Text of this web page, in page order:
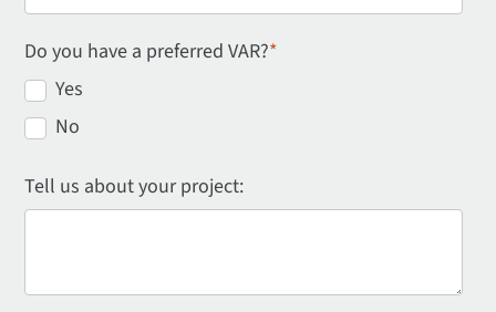
Do you have a preferred VAR?*
Yes
No
Tell us about your project: